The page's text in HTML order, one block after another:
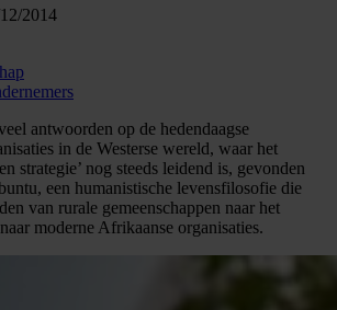
2014
antwoorden op de hedendaagse
in de Westerse wereld, waar het
strategie’ nog steeds leidend is, gevonden
een humanistische levensfilosofie die
van rurale gemeenschappen naar het
moderne Afrikaanse organisaties.